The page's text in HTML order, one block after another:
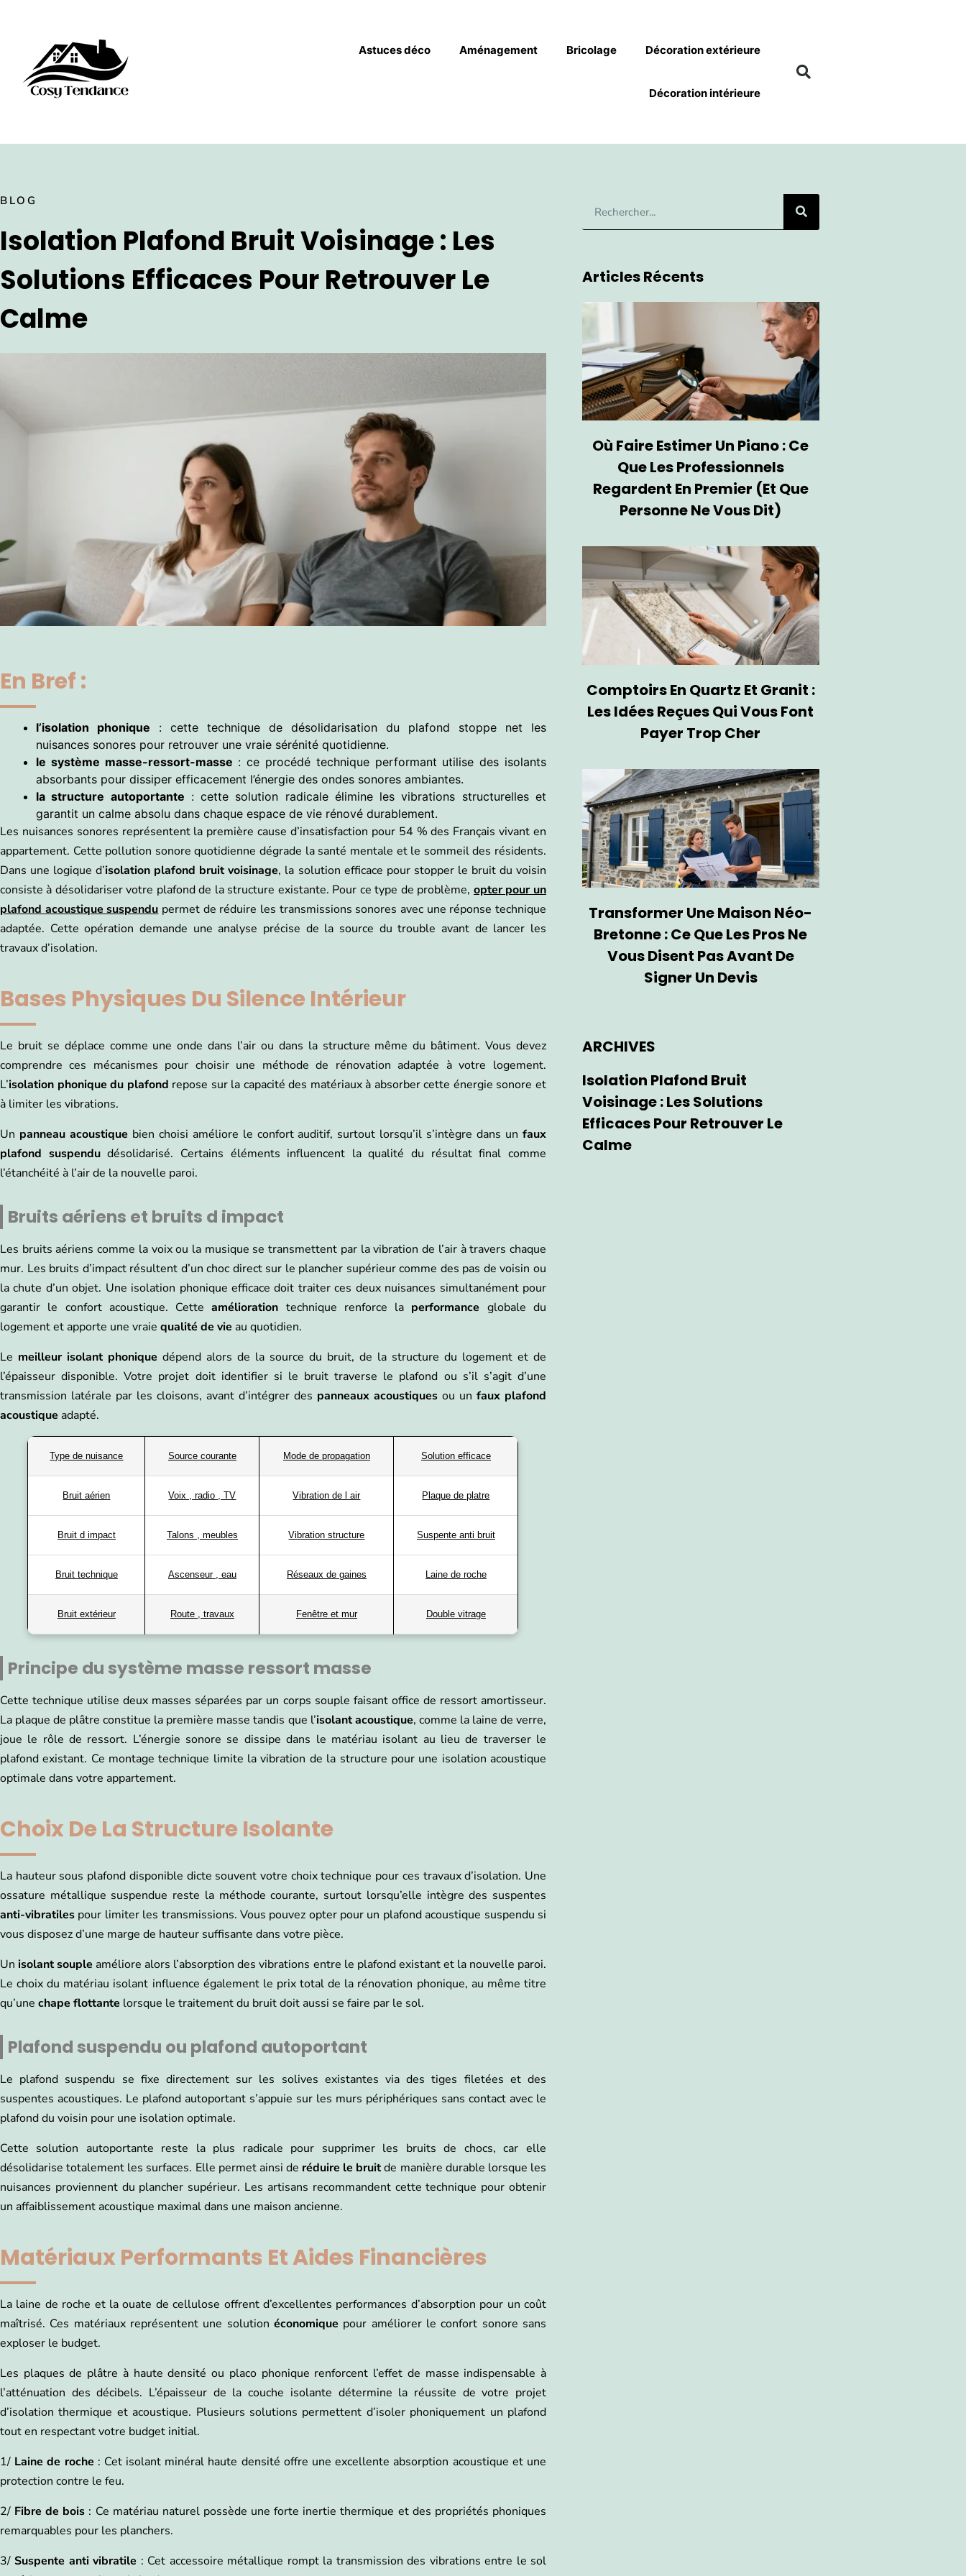
Astuces déco Aménagement Bricolage Décoration extérieure
Décoration intérieure
BLOG
Isolation Plafond Bruit Voisinage : Les
Solutions Efficaces Pour Retrouver Le
Calme
En Bref :
l’isolation phonique : cette technique de désolidarisation du plafond stoppe net les
nuisances sonores pour retrouver une vraie sérénité quotidienne.
le système masse-ressort-masse : ce procédé technique performant utilise des isolants
absorbants pour dissiper efficacement l’énergie des ondes sonores ambiantes.
la structure autoportante : cette solution radicale élimine les vibrations structurelles et
garantit un calme absolu dans chaque espace de vie rénové durablement.
Les nuisances sonores représentent la première cause d’insatisfaction pour 54 % des Français vivant en
appartement. Cette pollution sonore quotidienne dégrade la santé mentale et le sommeil des résidents.
Dans une logique d’isolation plafond bruit voisinage, la solution efficace pour stopper le bruit du voisin
consiste à désolidariser votre plafond de la structure existante. Pour ce type de problème, opter pour un
plafond acoustique suspendu permet de réduire les transmissions sonores avec une réponse technique
adaptée. Cette opération demande une analyse précise de la source du trouble avant de lancer les
travaux d’isolation.
Bases Physiques Du Silence Intérieur
Le bruit se déplace comme une onde dans l’air ou dans la structure même du bâtiment. Vous devez
comprendre ces mécanismes pour choisir une méthode de rénovation adaptée à votre logement.
L’isolation phonique du plafond repose sur la capacité des matériaux à absorber cette énergie sonore et
à limiter les vibrations.
Un panneau acoustique bien choisi améliore le confort auditif, surtout lorsqu’il s’intègre dans unfaux
plafond suspendudésolidarisé. Certains éléments influencent la qualité du résultat final comme
l’étanchéité à l’air de la nouvelle paroi.
Bruits aériens et bruits d impact
Les bruits aériens comme la voix ou la musique se transmettent par la vibration de l’air à travers chaque
mur. Les bruits d’impact résultent d’un choc direct sur le plancher supérieur comme des pas de voisin ou
la chute d’un objet. Une isolation phonique efficace doit traiter ces deux nuisances simultanément pour
garantir le confort acoustique. Cetteamélioration technique renforce la performance globale du
logement et apporte une vraie qualité de vie au quotidien.
Le meilleur isolant phonique dépend alors de la source du bruit, de la structure du logement et de
l’épaisseur disponible. Votre projet doit identifier si le bruit traverse le plafond ou s’il s’agit d’une
transmission latérale par les cloisons, avant d’intégrer des panneaux acoustiques ou un faux plafond
acoustique adapté.
Type de nuisance Source courante Mode de propagation Solution efficace
Bruit aérien Voix , radio , TV Vibration de l air Plaque de platre
Bruit d impact Talons , meubles Vibration structure Suspente anti bruit
Bruit technique Ascenseur , eau Réseaux de gaines Laine de roche
Bruit extérieur Route , travaux Fenêtre et mur Double vitrage
Principe du système masse ressort masse
Cette technique utilise deux masses séparées par un corps souple faisant office de ressort amortisseur.
La plaque de plâtre constitue la première masse tandis que l’isolant acoustique, comme la laine de verre,
joue le rôle de ressort. L’énergie sonore se dissipe dans le matériau isolant au lieu de traverser le
plafond existant. Ce montage technique limite la vibration de la structure pour une isolation acoustique
optimale dans votre appartement.
Choix De La Structure Isolante
La hauteur sous plafond disponible dicte souvent votre choix technique pour ces travaux d’isolation. Une
ossature métallique suspendue reste la méthode courante, surtout lorsqu’elle intègre des suspentes
anti-vibratiles pour limiter les transmissions. Vous pouvez opter pour un plafond acoustique suspendu si
vous disposez d’une marge de hauteur suffisante dans votre pièce.
Un isolant souple améliore alors l’absorption des vibrations entre le plafond existant et la nouvelle paroi.
Le choix du matériau isolant influence également le prix total de la rénovation phonique, au même titre
qu’une chape flottante lorsque le traitement du bruit doit aussi se faire par le sol.
Plafond suspendu ou plafond autoportant
Le plafond suspendu se fixe directement sur les solives existantes via des tiges filetées et des
suspentes acoustiques. Le plafond autoportant s’appuie sur les murs périphériques sans contact avec le
plafond du voisin pour une isolation optimale.
Cette solution autoportante reste la plus radicale pour supprimer les bruits de chocs, car elle
désolidarise totalement les surfaces. Elle permet ainsi de réduire le bruitde manière durable lorsque les
nuisances proviennent du plancher supérieur. Les artisans recommandent cette technique pour obtenir
un affaiblissement acoustique maximal dans une maison ancienne.
Matériaux Performants Et Aides Financières
La laine de roche et la ouate de cellulose offrent d’excellentes performances d’absorption pour un coût
maîtrisé. Ces matériaux représentent une solution économique pour améliorer le confort sonore sans
exploser le budget.
Les plaques de plâtre à haute densité ou placo phonique renforcent l’effet de masse indispensable à
l’atténuation des décibels. L’épaisseur de la couche isolante détermine la réussite de votre projet
d’isolation thermique et acoustique. Plusieurs solutions permettent d’isoler phoniquement un plafond
tout en respectant votre budget initial.
1/ Laine de roche : Cet isolant minéral haute densité offre une excellente absorption acoustique et une
protection contre le feu.
2/ Fibre de bois : Ce matériau naturel possède une forte inertie thermique et des propriétés phoniques
remarquables pour les planchers.
3/Suspente anti vibratile : Cet accessoire métallique rompt la transmission des vibrations entre le sol
Articles Récents
Où Faire Estimer Un Piano : Ce
Que Les Professionnels
Regardent En Premier (et Que
Personne Ne Vous Dit)
Comptoirs En Quartz Et Granit :
Les Idées Reçues Qui Vous Font
Payer Trop Cher
Transformer Une Maison Néo-
Bretonne : Ce Que Les Pros Ne
Vous Disent Pas Avant De
Signer Un Devis
ARCHIVES
Isolation Plafond Bruit
Voisinage : Les Solutions
Efficaces Pour Retrouver Le
Calme